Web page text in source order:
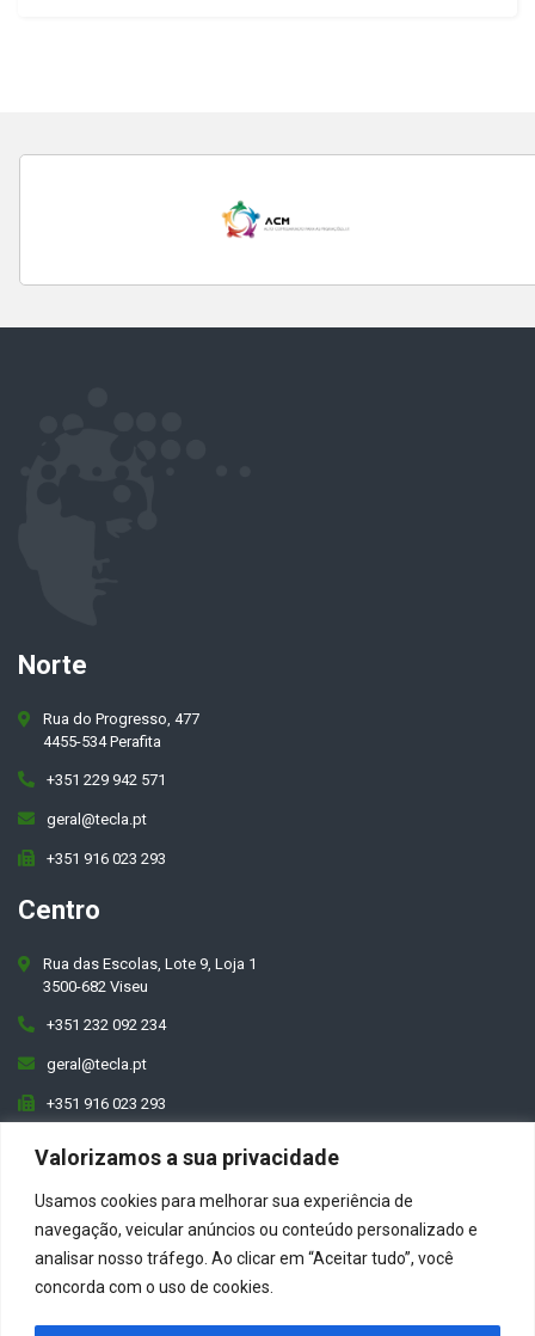
Valorizamos a sua privacidade
Usamos cookies para melhorar sua experiência de
navegação, veicular anúncios ou conteúdo personalizado e
analisar nosso tráfego. Ao clicar em “Aceitar tudo”, você
concorda com o uso de cookies.
Norte
Rua do Progresso, 477
4455-534 Perafita
+351 229 942 571
geral@tecla.pt
+351 916 023 293
Centro
Rua das Escolas, Lote 9, Loja 1
3500-682 Viseu
+351 232 092 234
geral@tecla.pt
+351 916 023 293